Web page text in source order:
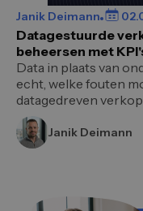
Janik Deimann
Datagestuurde
beheersen met
Data in plaats van
echt, welke fouten
datagedreven
Janik Deimann